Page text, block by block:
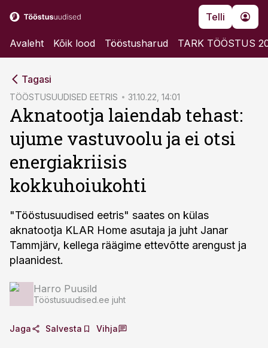
Telli
Avaleht Kõik lood Tööstusharud TARK TÖÖSTUS
Tagasi
TÖÖSTUSUUDISED EETRIS 31.10.22, 14:01
Aknatootja laiendab tehast:
ujume vastuvoolu ja ei otsi
energiakriisis
kokkuhoiukohti
"Tööstusuudised eetris" saates on külas
aknatootja KLAR Home asutaja ja juht Janar
Tammjärv, kellega räägime ettevõtte arengust ja
plaanidest.
Harro Puusild
Tööstusuudised.ee juht
Jaga Salvesta Vihja